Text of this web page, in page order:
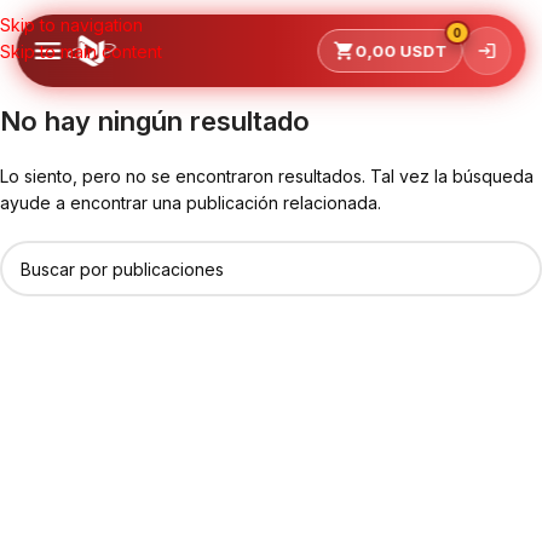
0,00 USDT
0
Skip to navigation
Skip to main content
No hay ningún resultado
Lo siento, pero no se encontraron resultados. Tal vez la búsqueda
ayude a encontrar una publicación relacionada.